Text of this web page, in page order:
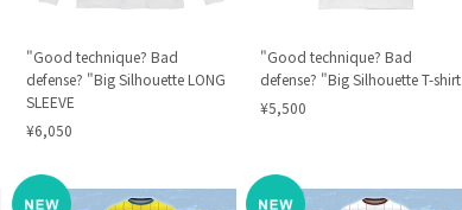
"Good technique? Bad
defense? "Big Silhouette LONG
SLEEVE
¥6,050
"Good technique? Bad
defense? "Big Silhouette T-shirt
¥5,500